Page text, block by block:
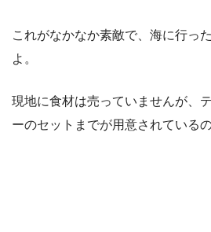
これがなかなか素敵で、海に行っ
よ。
現地に食材は売っていませんが、
ーのセットまでが用意されている